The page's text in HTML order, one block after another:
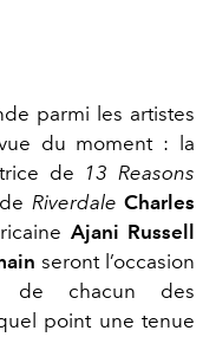
parmi les artistes
du moment : la
de 13 Reasons
Riverdale Charles
Ajani Russell
seront l’occasion
de chacun des
point une tenue